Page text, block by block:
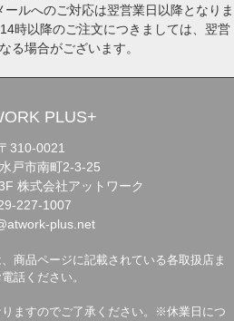
ルへのご対応は翌営業日以降となりま
時以降のご注文につきましては、翌営
る場合がございます。
PLUS+
310-0021
戸市南町2-3-25
株式会社アットワーク
227-1007
plus.net
商品ページに記載されている各取扱店ま
話ください。
ますのでご了承ください。※休業日につ